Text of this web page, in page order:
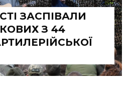
ЗАСПІВАЛИ
З 44